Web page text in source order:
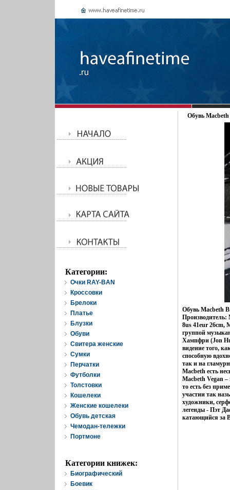
Категории:
Очки RAY-BAN
Кроссовки
Брелоки
Платье
Блузки
Обуви
Свитера женские
Cумки
Перчатки
Футболки
Толстовки
Кошелеки
Женские кошелеки
Обувь детская
Чемодан-тележки
Портмоне
Категории книжек:
Биографический
Боевик
Обувь
Обувь Macbeth
Производитель:
8us 41eur 26cm,
группой
Хампфри (Jon
видение того,
способную
так и на
Macbeth есть
Macbeth Vegan
то есть без
участии так
художники,
легенды - Пэт
катающийся за